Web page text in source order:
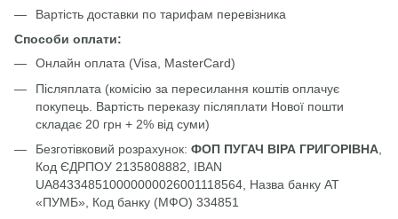
Вартість доставки по тарифам перевізника
Способи оплати:
Онлайн оплата (Visa, MasterCard)
Післяплата (комісію за пересилання коштів оплачує
покупець. Вартість переказу післяплати Нової пошти
складає 20 грн + 2% від суми)
Безготівковий розрахунок: ФОП ПУГАЧ ВІРА ГРИГОРІВНА
Код ЄДРПОУ 2135808882, IBAN
UA843348510000000026001118564, Назва банку АТ
«ПУМБ», Код банку (МФО) 334851